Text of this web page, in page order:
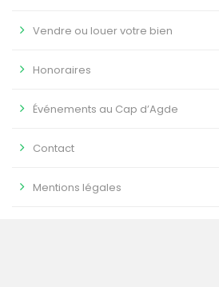
Vendre ou louer votre bien
Honoraires
Événements au Cap d’Agde
Contact
Mentions légales